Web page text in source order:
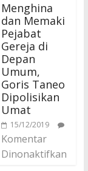
Menghina
dan Memaki
Pejabat
Gereja di
Depan
Umum,
Goris Taneo
Dipolisikan
Umat
15/12/2019
Komentar
Dinonaktifkan